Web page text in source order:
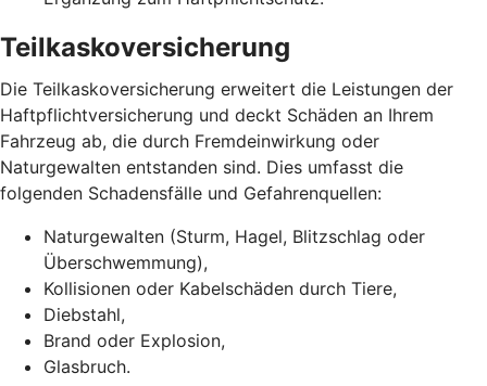
Teilkaskoversicherung
Die Teilkaskoversicherung erweitert die Leistungen der
Haftpflichtversicherung und deckt Schäden an Ihrem
Fahrzeug ab, die durch Fremdeinwirkung oder
Naturgewalten entstanden sind. Dies umfasst die
folgenden Schadensfälle und Gefahrenquellen:
Naturgewalten (Sturm, Hagel, Blitzschlag oder
Überschwemmung),
Kollisionen oder Kabelschäden durch Tiere,
Diebstahl,
Brand oder Explosion,
Glasbruch.